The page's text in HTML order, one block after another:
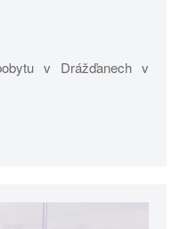
v Drážďanech v